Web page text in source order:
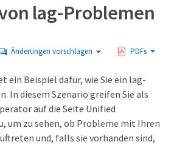
lag-Problemen
Änderungen vorschlagen PDFs
ein Beispiel dafür, wie Sie ein lag-
In diesem Szenario greifen Sie als
auf die Seite Unified
um zu sehen, ob Probleme mit Ihren
und, falls sie vorhanden sind,